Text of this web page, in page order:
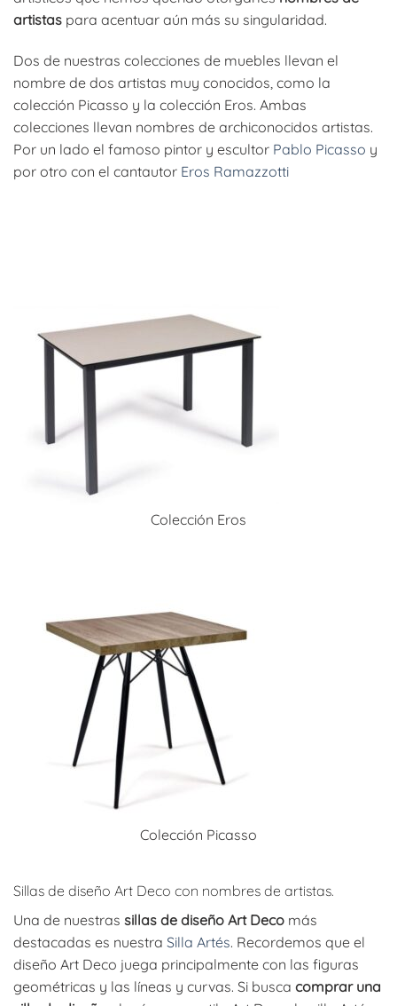
artistas para acentuar aún más su singularidad.
Dos de nuestras colecciones de muebles llevan el
nombre de dos artistas muy conocidos, como la
colección Picasso y la colección Eros. Ambas
colecciones llevan nombres de archiconocidos artistas.
Por un lado el famoso pintor y escultor Pablo Picasso y
por otro con el cantautor Eros Ramazzotti
Colección Eros
Colección Picasso
Sillas de diseño Art Deco con nombres de artistas.
Una de nuestras sillas de diseño Art Deco más
destacadas es nuestra Silla Artés. Recordemos que el
diseño Art Deco juega principalmente con las figuras
geométricas y las líneas y curvas. Si busca comprar una